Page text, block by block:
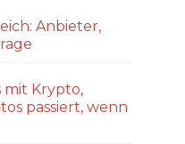
Anbieter,
mit Krypto,
passiert, wenn